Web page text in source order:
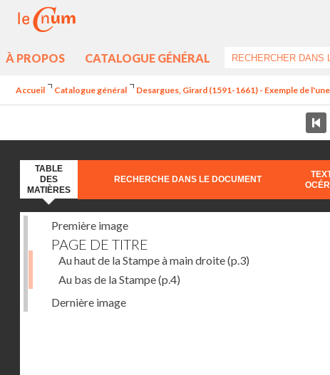
À PROPOS CATALOGUE GÉNÉRAL
Accueil Catalogue général Desargues, Girard (1591-1661) - Exemple de
TABLE
DES
MATIÈRES
RECHERCHE DANS LE DOCUMENT
Première image
PAGE DE TITRE
Au haut de la Stampe à main droite(p.3)
Au bas de la Stampe(p.4)
Dernière image